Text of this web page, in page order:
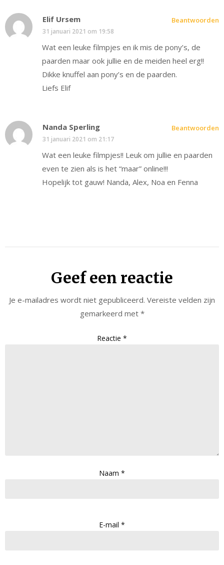
Elif Ursem
31 januari 2021 om 19:58
Wat een leuke filmpjes en ik mis de pony’s, de
paarden maar ook jullie en de meiden heel erg!!
Dikke knuffel aan pony’s en de paarden.
Liefs Elif
Beantwoorden
Nanda Sperling
31 januari 2021 om 21:17
Wat een leuke filmpjes!! Leuk om jullie en paarden
even te zien als is het “maar” online!!!
Hopelijk tot gauw! Nanda, Alex, Noa en Fenna
Beantwoorden
Geef een reactie
Je e-mailadres wordt niet gepubliceerd. Vereiste velden zijn
gemarkeerd met *
Reactie *
Naam *
E-mail *